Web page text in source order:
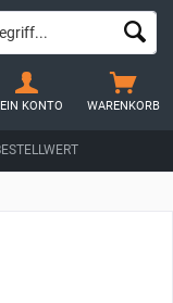
WARENKORB
KONTO